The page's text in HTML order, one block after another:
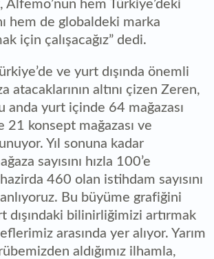
Alfemo’nun hem Türkiye’deki
hem de globaldeki marka
için çalışacağız” dedi.
ve yurt dışında önemli
atacaklarının altını çizen Zeren,
anda yurt içinde 64 mağazası
21 konsept mağazası ve
Yıl sonuna kadar
sayısını hızla 100’e
460 olan istihdam sayısını
Bu büyüme grafiğini
dışındaki bilinirliğimizi artırmak
arasında yer alıyor. Yarım
aldığımız ilhamla,